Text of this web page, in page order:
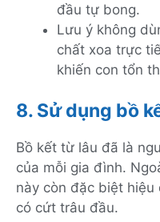
đầu tự bong.
Lưu ý không
chất xoa trực
khiến con tổn
8. Sử dụng bồ
Bồ kết từ lâu đã là
của mỗi gia đình.
này còn đặc biệt
có cứt trâu đầu.